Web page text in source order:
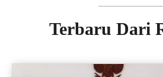
Terbaru Dari